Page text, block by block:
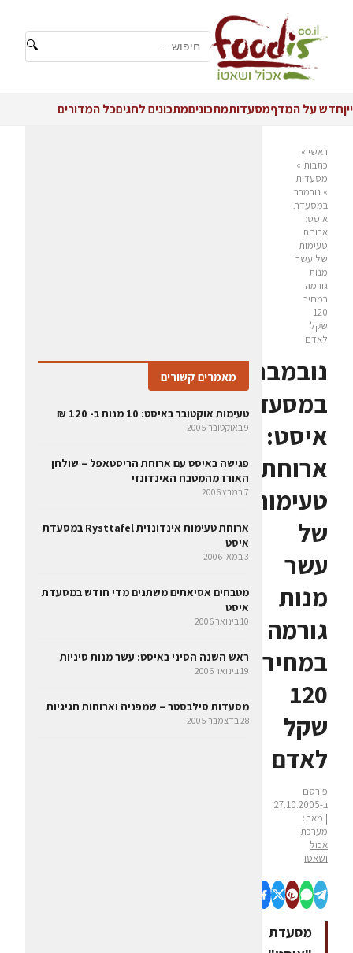
🔍
ייןחדש על המדףמסעדותמתכוניםמתכונים לחגיםכל המדורים
ראשי »
כתבות »
מסעדות
» נובמבר
במסעדת
איסט:
ארוחת
טעימות
של עשר
מנות
גורמה
במחיר
120
שקל
לאדם
נובמבר
במסעדת
איסט:
ארוחת
טעימות
של
עשר
מנות
גורמה
במחיר
120
שקל
לאדם
פורסם
ב-27.10.2005
| מאת:
מערכת
אכול
ושאטו
מסעדת
מאמרים קשורים
טעימות אוקטובר באיסט: 10 מנות ב- 120 ₪
9 באוקטובר 2005
פגישה באיסט עם ארוחת הריסטאפל – שולחן
האורז מהמטבח האינדונזי
7 במרץ 2006
ארוחת טעימות אינדונזית Rysttafel במסעדת
איסט
3 במאי 2006
מטבחים אסיאתים משתנים מדי חודש במסעדת
איסט
10 בינואר 2006
ראש השנה הסיני באיסט: עשר מנות סיניות
19 בינואר 2006
מסעדות סילבסטר – שמפניה וארוחות חגיגיות
28 בדצמבר 2005